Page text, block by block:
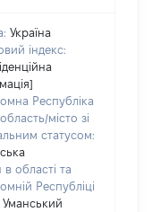
Україна
індекс:
Республіка
місто зі
статусом:
в області та
Республіці
Уманський